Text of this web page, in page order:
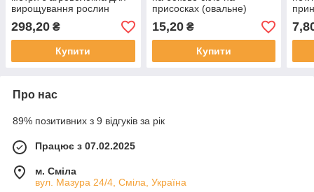
вирощування рослин
298,20 ₴
Купити
присосках (овальне)
270х440мм
15,20₴
Купити
в
Про нас
89% позитивних з 9 відгуків за рік
Працює з 07.02.2025
м. Сміла
вул. Мазура 24/4, Сміла, Україна